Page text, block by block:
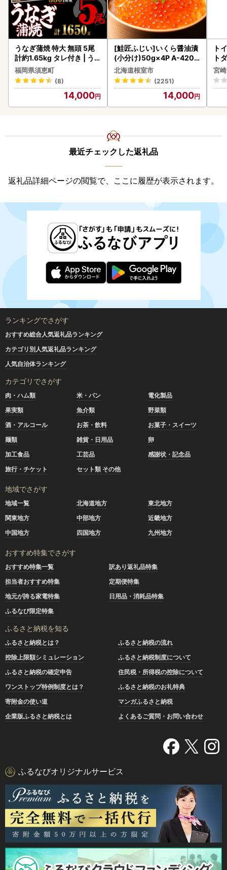
うなぎ蒲焼 特大 無頭 5尾
計約1.65kg タレ付き | う
なぎ蒲焼
福岡県須恵町
(8)
14,000
[鮭匠ふじい]いくら醤油漬
(小分け)50g×4P A-4209
5
北海道根室市
(2251)
14,000
ト
ト
速
宮
最近チェックした返礼品
返礼品詳細ページの閲覧で、ここに履歴が表示されます。
ランキングでさがす
おすすめ総合人気返礼品ランキング
カテゴリ別人気返礼品ランキング
人気自治体ランキング
カテゴリでさがす
肉・ハム類 米・パン
電化製品
果実類
魚介類
野菜類
酒・アルコール
お茶・飲料
お菓子・スイーツ
麺類
雑貨・日用品
卵
加工食品
工芸品
感謝状・記念品
旅行・チケット
セット類 その他
地域でさがす
地域一覧 北海道地方
東北地方
関東地方
中部地方
近畿地方
中国地方
四国地方 九州地方
おすすめ特集でさがす
おすすめ特集一覧
訳あり返礼品特集
担当者おすすめ特集
定期便特集
地元が誇る家電特集
日用品・消耗品特集
ふるなび限定特集
ふるさと納税を知る
ふるさと納税とは？
ふるさと納税の流れ
控除上限額シミュレーション
ふるさと納税制度について
ふるさと納税の確定申告
住民税・所得税の控除について
ワンストップ特例制度とは？
ふるさと納税のお礼特典
寄附金の使い道
マンガふるさと納税
企業版ふるさと納税とは
よくあるご質問・お問い合わせ
ふるなびオリジナルサービス